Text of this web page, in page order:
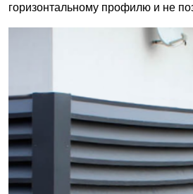
горизонтальному профилю и не